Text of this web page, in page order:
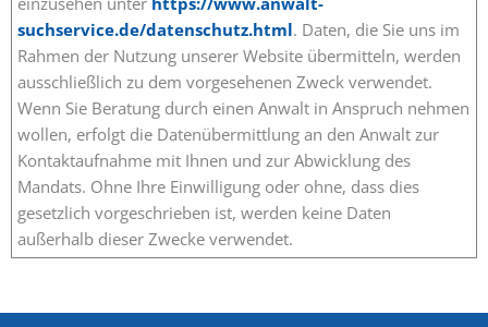
suchservice.de/datenschutz.html. Daten, die Sie uns im
Rahmen der Nutzung unserer Website übermitteln, werden
ausschließlich zu dem vorgesehenen Zweck verwendet.
Wenn Sie Beratung durch einen Anwalt in Anspruch nehmen
wollen, erfolgt die Datenübermittlung an den Anwalt zur
Kontaktaufnahme mit Ihnen und zur Abwicklung des
Mandats. Ohne Ihre Einwilligung oder ohne, dass dies
gesetzlich vorgeschrieben ist, werden keine Daten
außerhalb dieser Zwecke verwendet.